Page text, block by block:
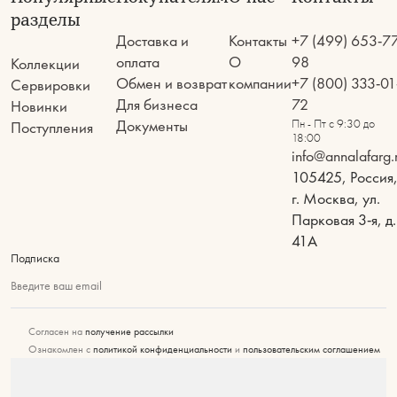
разделы
Коллекции
Сервировки
Новинки
Поступления
Доставка и
оплата
Обмен и возврат
Для бизнеса
Документы
Контакты
О
компании
+7 (499) 653-
98
+7 (800) 333-
72
Пн - Пт с 9:30 до
18:00
105425, Россия,
г. Москва, ул.
Парковая 3-я, д.
41А
Подписка
Введите ваш email
Согласен на получение рассылки
Ознакомлен с политикой конфиденциальности и пользовательским соглашением